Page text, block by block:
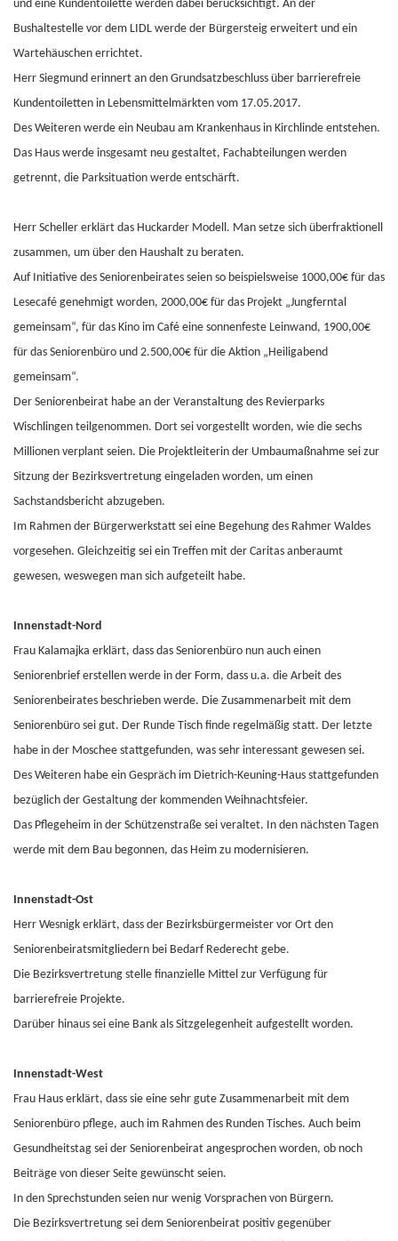
und eine Kundentoilette werden dabei berücksichtigt. An der
Bushaltestelle vor dem LIDL werde der Bürgersteig erweitert und ein
Wartehäuschen errichtet.
Herr Siegmund erinnert an den Grundsatzbeschluss über barrierefreie
Kundentoiletten in Lebensmittelmärkten vom 17.05.2017.
Des Weiteren werde ein Neubau am Krankenhaus in Kirchlinde entstehen.
Das Haus werde insgesamt neu gestaltet, Fachabteilungen werden
getrennt, die Parksituation werde entschärft.
Herr Scheller erklärt das Huckarder Modell. Man setze sich überfraktionell
zusammen, um über den Haushalt zu beraten.
Auf Initiative des Seniorenbeirates seien so beispielsweise 1000,00€ für das
Lesecafé genehmigt worden, 2000,00€ für das Projekt „Jungferntal
gemeinsam“, für das Kino im Café eine sonnenfeste Leinwand, 1900,00€
für das Seniorenbüro und 2.500,00€ für die Aktion „Heiligabend
gemeinsam“.
Der Seniorenbeirat habe an der Veranstaltung des Revierparks
Wischlingen teilgenommen. Dort sei vorgestellt worden, wie die sechs
Millionen verplant seien. Die Projektleiterin der Umbaumaßnahme sei zur
Sitzung der Bezirksvertretung eingeladen worden, um einen
Sachstandsbericht abzugeben.
Im Rahmen der Bürgerwerkstatt sei eine Begehung des Rahmer Waldes
vorgesehen. Gleichzeitig sei ein Treffen mit der Caritas anberaumt
gewesen, weswegen man sich aufgeteilt habe.
Innenstadt-Nord
Frau Kalamajka erklärt, dass das Seniorenbüro nun auch einen
Seniorenbrief erstellen werde in der Form, dass u.a. die Arbeit des
Seniorenbeirates beschrieben werde. Die Zusammenarbeit mit dem
Seniorenbüro sei gut. Der Runde Tisch finde regelmäßig statt. Der letzte
habe in der Moschee stattgefunden, was sehr interessant gewesen sei.
Des Weiteren habe ein Gespräch im Dietrich-Keuning-Haus stattgefunden
bezüglich der Gestaltung der kommenden Weihnachtsfeier.
Das Pflegeheim in der Schützenstraße sei veraltet. In den nächsten Tagen
werde mit dem Bau begonnen, das Heim zu modernisieren.
Innenstadt-Ost
Herr Wesnigk erklärt, dass der Bezirksbürgermeister vor Ort den
Seniorenbeiratsmitgliedern bei Bedarf Rederecht gebe.
Die Bezirksvertretung stelle finanzielle Mittel zur Verfügung für
barrierefreie Projekte.
Darüber hinaus sei eine Bank als Sitzgelegenheit aufgestellt worden.
Innenstadt-West
Frau Haus erklärt, dass sie eine sehr gute Zusammenarbeit mit dem
Seniorenbüro pflege, auch im Rahmen des Runden Tisches. Auch beim
Gesundheitstag sei der Seniorenbeirat angesprochen worden, ob noch
Beiträge von dieser Seite gewünscht seien.
In den Sprechstunden seien nur wenig Vorsprachen von Bürgern.
Die Bezirksvertretung sei dem Seniorenbeirat positiv gegenüber